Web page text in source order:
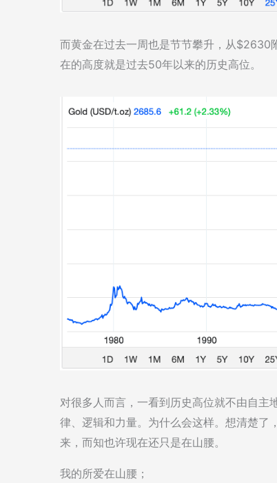
而黄金在过去一周也是节节攀升，从
在的高度就是过去50年以来的历史高位。
对很多人而言，一看到历史高位就不由自
律、逻辑和力量。为什么会这样。想清楚了
来，而知也许现在还只是在山腰。
我的所爱在山腰；